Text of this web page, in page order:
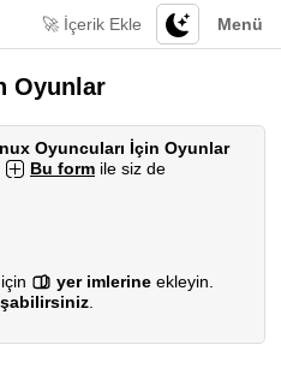
Menü
🚀 İçerik Ekle
Oyunlar
Oyuncuları İçin Oyunlar
Bu form ile siz de
yer imlerine ekleyin.